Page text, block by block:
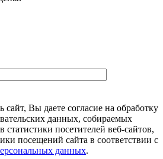
сайт, Вы даете согласие на обработку
данных, собираемых
статистики посетителей веб-сайтов,
посещений сайта в соответствии с
данных.